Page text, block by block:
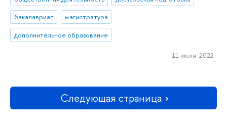
бакалавриат
магистратура
дополнительное образование
11 июля 2022
Следующая страница